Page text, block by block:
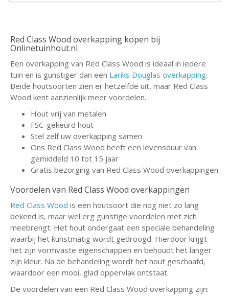
Red Class Wood overkapping kopen bij
Onlinetuinhout.nl
Een overkapping van Red Class Wood is ideaal in iedere
tuin en is gunstiger dan een Lariks Douglas overkapping.
Beide houtsoorten zien er hetzelfde uit, maar Red Class
Wood kent aanzienlijk meer voordelen.
Hout vrij van metalen
FSC-gekeurd hout
Stel zelf uw overkapping samen
Ons Red Class Wood heeft een levensduur van
gemiddeld 10 tot 15 jaar
Gratis bezorging van Red Class Wood overkappingen
Voordelen van Red Class Wood overkappingen
Red Class Wood is een houtsoort die nog niet zo lang
bekend is, maar wel erg gunstige voordelen met zich
meebrengt. Het hout ondergaat een speciale behandeling
waarbij het kunstmatig wordt gedroogd. Hierdoor krijgt
het zijn vormvaste eigenschappen en behoudt het langer
zijn kleur. Na de behandeling wordt het hout geschaafd,
waardoor een mooi, glad oppervlak ontstaat.
De voordelen van een Red Class Wood overkapping zijn: